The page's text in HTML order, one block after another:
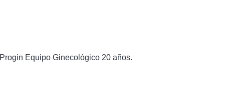
Equipo Ginecológico 20 años.